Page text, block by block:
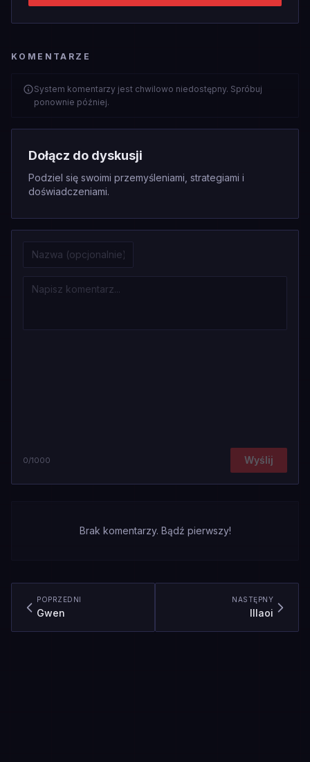
KOMENTARZE
System komentarzy jest chwilowo niedostępny. Spróbuj
ponownie później.
Dołącz do dyskusji
Podziel się swoimi przemyśleniami, strategiami i
doświadczeniami.
0/1000 Wyślij
Brak komentarzy. Bądź pierwszy!
POPRZEDNI
Gwen
NASTĘPNY
Illaoi